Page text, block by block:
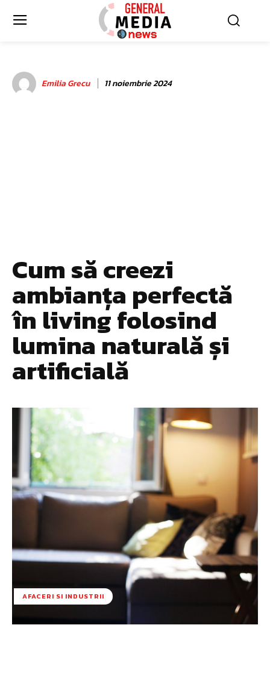
Emilia Grecu 11 noiembrie 2024
Cum să creezi
ambianța perfectă
în living folosind
lumina naturală și
artificială
AFACERI SI INDUSTRII